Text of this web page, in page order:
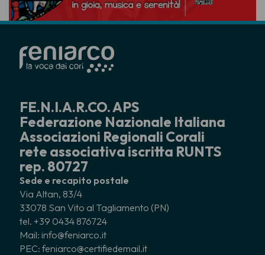
FE.N.I.A.R.CO. APS
Federazione Nazionale Italiana
Associazioni Regionali Corali
rete associativa iscritta RUNTS
rep. 80727
Sede e recapito postale
Via Altan, 83/4
33078 San Vito al Tagliamento (PN)
tel. +39 0434 876724
Mail: info@feniarco.it
PEC: feniarco@certifiedemail.it